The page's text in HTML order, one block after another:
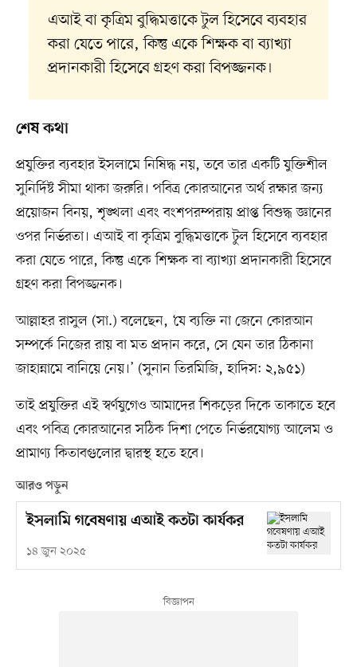
এআই বা কৃত্রিম বুদ্ধিমত্তাকে টুল হিসেবে ব্যবহার
করা যেতে পারে, কিন্তু একে শিক্ষক বা ব্যাখ্যা
প্রদানকারী হিসেবে গ্রহণ করা বিপজ্জনক।
শেষ কথা
প্রযুক্তির ব্যবহার ইসলামে নিষিদ্ধ নয়, তবে তার একটি যুক্তিশীল
সুনির্দিষ্ট সীমা থাকা জরুরি। পবিত্র কোরআনের অর্থ রক্ষার জন্য
প্রয়োজন বিনয়, শৃঙ্খলা এবং বংশপরম্পরায় প্রাপ্ত বিশুদ্ধ জ্ঞানের
ওপর নির্ভরতা। এআই বা কৃত্রিম বুদ্ধিমত্তাকে টুল হিসেবে ব্যবহার
করা যেতে পারে, কিন্তু একে শিক্ষক বা ব্যাখ্যা প্রদানকারী হিসেবে
গ্রহণ করা বিপজ্জনক।
আল্লাহর রাসুল (সা.) বলেছেন, ‘যে ব্যক্তি না জেনে কোরআন
সম্পর্কে নিজের রায় বা মত প্রদান করে, সে যেন তার ঠিকানা
জাহান্নামে বানিয়ে নেয়।’ (সুনান তিরমিজি, হাদিস: ২,৯৫১)
তাই প্রযুক্তির এই স্বর্ণযুগেও আমাদের শিকড়ের দিকে তাকাতে হবে
এবং পবিত্র কোরআনের সঠিক দিশা পেতে নির্ভরযোগ্য আলেম ও
প্রামাণ্য কিতাবগুলোর দ্বারস্থ হতে হবে।
আরও পড়ুন
ইসলামি গবেষণায় এআই কতটা কার্যকর
১৪ জুন ২০২৫